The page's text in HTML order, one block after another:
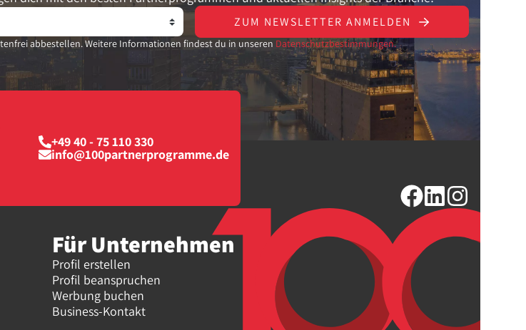
ZUM NEWSLETTER ANMELDEN
abbestellen. Weitere Informationen findest du in unseren Datenschutzbestimmungen.
+49 40 - 75 110 330
info@100partnerprogramme.de
Für Unternehmen
Profil erstellen
Profil beanspruchen
Werbung buchen
Business-Kontakt